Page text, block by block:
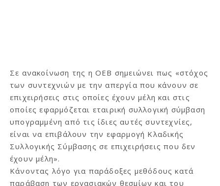
Σε ανακοίνωση της η ΟΕΒ σημειώνει πως «στόχος
των συντεχνιών με την απεργία που κάνουν σε
επιχειρήσεις στις οποίες έχουν μέλη και στις
οποίες εφαρμόζεται εταιρική συλλογική σύμβαση
υπογραμμένη από τις ίδιες αυτές συντεχνίες,
είναι να επιβάλουν την εφαρμογή Κλαδικής
Συλλογικής Σύμβασης σε επιχειρήσεις που δεν
έχουν μέλη».
Κάνοντας λόγο για παράδοξες μεθόδους κατά
παράβαση των εργασιακών θεσμίων και του